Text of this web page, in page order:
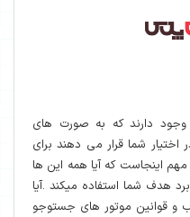
دارند که به صورت های
اختیار شما قرار می دهند برای
اینجاست که آیا همه این ها
هدف شما استفاده میکند .آیا
و قوانین موتور های جستوجو